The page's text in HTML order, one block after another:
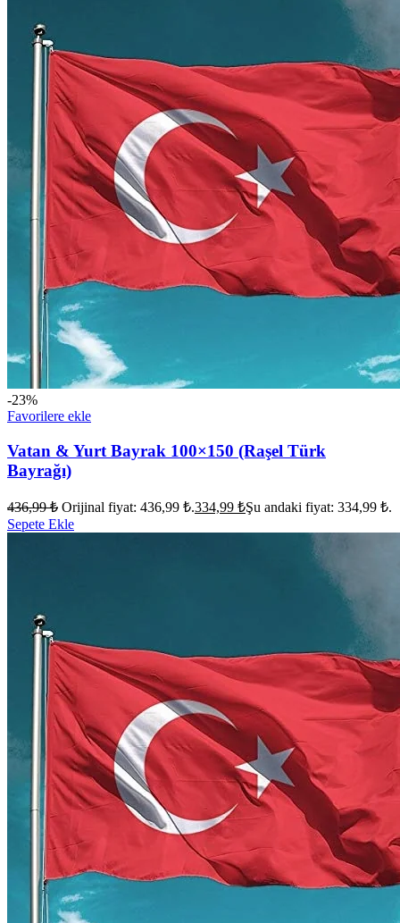
-23%
Favorilere ekle
Vatan & Yurt Bayrak 100×150 (Raşel Türk
Bayrağı)
436,99₺ Orijinal fiyat: 436,99 ₺.334,99 ₺Şu andaki fiyat: 334,99 ₺.
Sepete Ekle